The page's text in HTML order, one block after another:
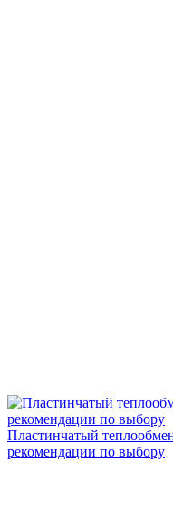
Пластинчатый
рекомендации по выбору